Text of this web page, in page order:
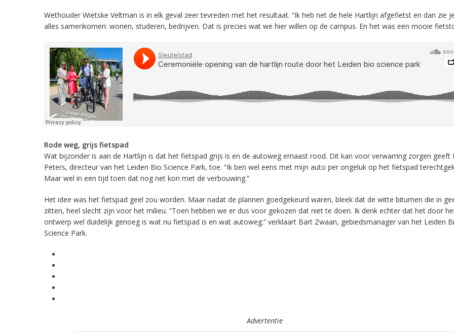
Wethouder Wietske Veltman is in elk geval zeer tevreden met het resultaat. “Ik heb net de hele Hartlijn afgefietst en dan zie
alles samenkomen: wonen, studeren, bedrijven. Dat is precies wat we hier willen op de campus. En het was een mooie
Rode weg, grijs fietspad
Wat bijzonder is aan de Hartlijn is dat het fietspad grijs is en de autoweg ernaast rood. Dit kan voor verwarring zorgen geeft
Peters, directeur van het Leiden Bio Science Park, toe. “Ik ben wel eens met mijn auto per ongeluk op het fietspad
Maar wel in een tijd toen dat nog net kon met de verbouwing.”
Het idee was het fietspad geel zou worden. Maar nadat de plannen goedgekeurd waren, bleek dat de witte bitumen die in
zitten, heel slecht zijn voor het milieu. “Toen hebben we er dus voor gekozen dat niet te doen. Ik denk echter dat het door
ontwerp wel duidelijk genoeg is wat nu fietspad is en wat autoweg.” verklaart Bart Zwaan, gebiedsmanager van het Leiden
Science Park.
Advertentie